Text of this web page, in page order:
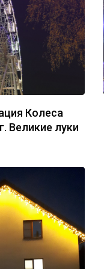
Колеса
Великие луки